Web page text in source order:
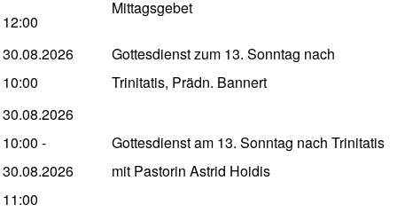
12:00
Mittagsgebet
30.08.2026
10:00
Gottesdienst zum 13. Sonntag nach
Trinitatis, Prädn. Bannert
30.08.2026
10:00 -
30.08.2026
11:00
Gottesdienst am 13. Sonntag nach Trinitatis
mit Pastorin Astrid Hoidis